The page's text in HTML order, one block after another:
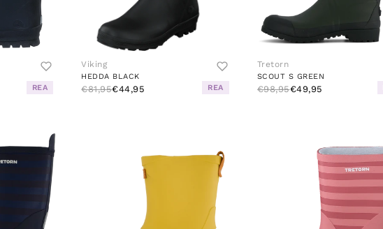
REA
Viking
HEDDA BLACK
€81,95€44,95 REA
Tretorn
SCOUT S GREEN
€98,95€49,95